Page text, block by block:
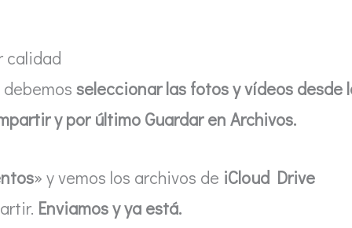
calidad
seleccionar las fotos y vídeos desde
y por último Guardar en Archivos.
» y vemos los archivos de iCloud Drive
Enviamos y ya está.